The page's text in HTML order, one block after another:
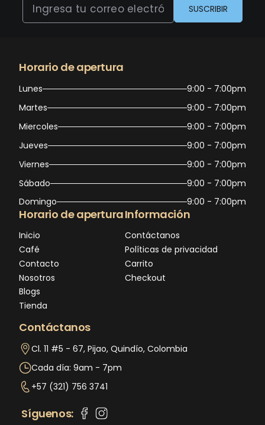
SUSCRIBIR
Horario de apertura
Lunes
9:00 - 7:00pm
Martes
9:00 - 7:00pm
Miercoles
9:00 - 7:00pm
Jueves
9:00 - 7:00pm
Viernes
9:00 - 7:00pm
Sábado
9:00 - 7:00pm
Domingo
9:00 - 7:00pm
Horario de apertura
Inicio
Café
Contacto
Nosotros
Blogs
Tienda
Información
Contáctanos
Políticas de privacidad
Carrito
Checkout
Contáctanos
Cl. 11 #5 - 67, Pijao, Quindío, Colombia
Cada día: 9am - 7pm
+57 (321) 756 3741
Síguenos: